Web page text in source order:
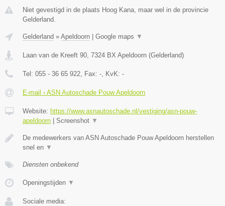
Niet gevestigd in de plaats Hoog Kana, maar wel in de provincie
Gelderland.
Gelderland » Apeldoorn Google maps ▼
Laan van de Kreeft 90, 7324 BX Apeldoorn (Gelderland)
Tel: 055 - 36 65 922, Fax: -, KvK: -
E-mail › ASN Autoschade Pouw Apeldoorn
Website: https://www.asnautoschade.nl/vestiging/asn-pouw-
apeldoorn
Screenshot ▼
De medewerkers van ASN Autoschade Pouw Apeldoorn herstellen
snel en ▼
Diensten onbekend
Openingstijden ▼
Sociale media: